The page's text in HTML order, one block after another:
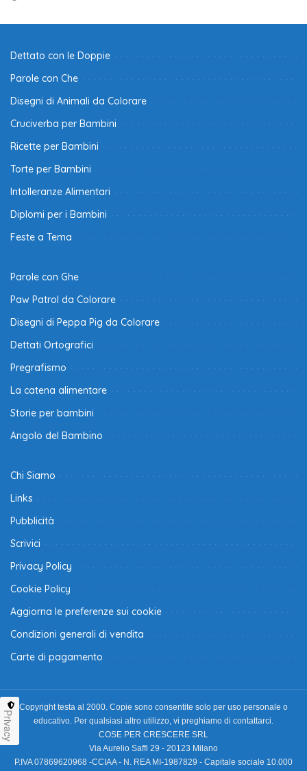
Dettato con le Doppie
Parole con Che
Disegni di Animali da Colorare
Cruciverba per Bambini
Ricette per Bambini
Torte per Bambini
Intolleranze Alimentari
Diplomi per i Bambini
Feste a Tema
Parole con Ghe
Paw Patrol da Colorare
Disegni di Peppa Pig da Colorare
Dettati Ortografici
Pregrafismo
La catena alimentare
Storie per bambini
Angolo del Bambino
Chi Siamo
Links
Pubblicità
Scrivici
Privacy Policy
Cookie Policy
Aggiorna le preferenze sui cookie
Condizioni generali di vendita
Carte di pagamento
Copyright testa al 2000. Copie sono consentite solo per uso personale o
educativo. Per qualsiasi altro utilizzo, vi preghiamo di contattarci.
COSE PER CRESCERE SRL
Via Aurelio Saffi 29 - 20123 Milano
P.IVA 07869620968 -CCIAA - N. REA MI-1987829 - Capitale sociale 10.000
Privacy